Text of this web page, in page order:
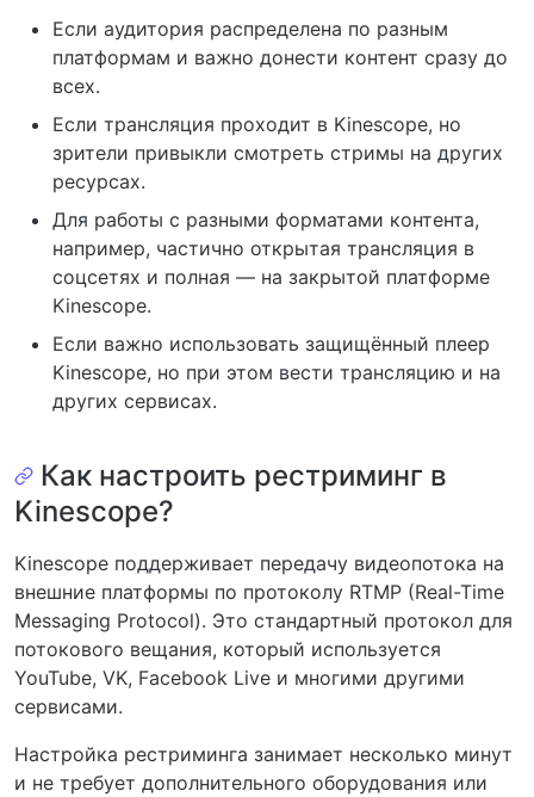
Если аудитория распределена по разным
платформам и важно донести контент сразу до
всех.
Если трансляция проходит в Kinescope, но
зрители привыкли смотреть стримы на других
ресурсах.
Для работы с разными форматами контента,
например, частично открытая трансляция в
соцсетях и полная — на закрытой платформе
Kinescope.
Если важно использовать защищённый плеер
Kinescope, но при этом вести трансляцию и на
других сервисах.
Как настроить рестриминг в
Kinescope?
Kinescope поддерживает передачу видеопотока на
внешние платформы по протоколу RTMP (Real-Time
Messaging Protocol). Это стандартный протокол для
потокового вещания, который используется
YouTube, VK, Facebook Live и многими другими
сервисами.
Настройка рестриминга занимает несколько минут
и не требует дополнительного оборудования или